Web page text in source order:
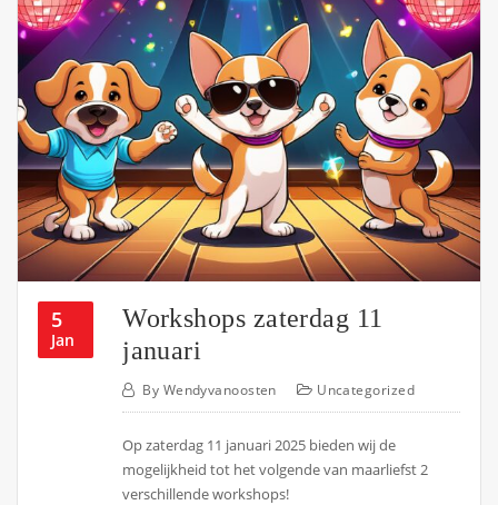
5
Jan
Workshops zaterdag 11
januari
By Wendyvanoosten Uncategorized
Op zaterdag 11 januari 2025 bieden wij de
mogelijkheid tot het volgende van maarliefst 2
verschillende workshops!